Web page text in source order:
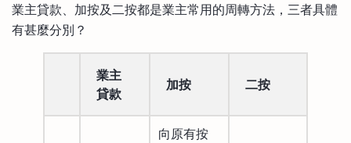
業主貸款、加按及二按都是業主常用的周轉方法，三者具體
有甚麼分別？
業主
貸款
加按 二按
向原有按